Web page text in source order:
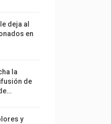
deja al
en
la
de
y